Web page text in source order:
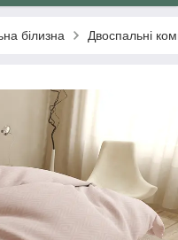
білизна Двоспальні